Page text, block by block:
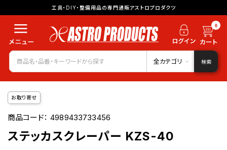
工具・DIY・整備用品の専門通販アストロプロダクツ
0
全カテゴリ 検索
お取り寄せ
商品コード：4989433733456
ステッカスクレーパー KZS-40